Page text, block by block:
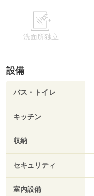
洗面所独立
設備
バス・トイレ
キッチン
収納
セキュリティ
室内設備